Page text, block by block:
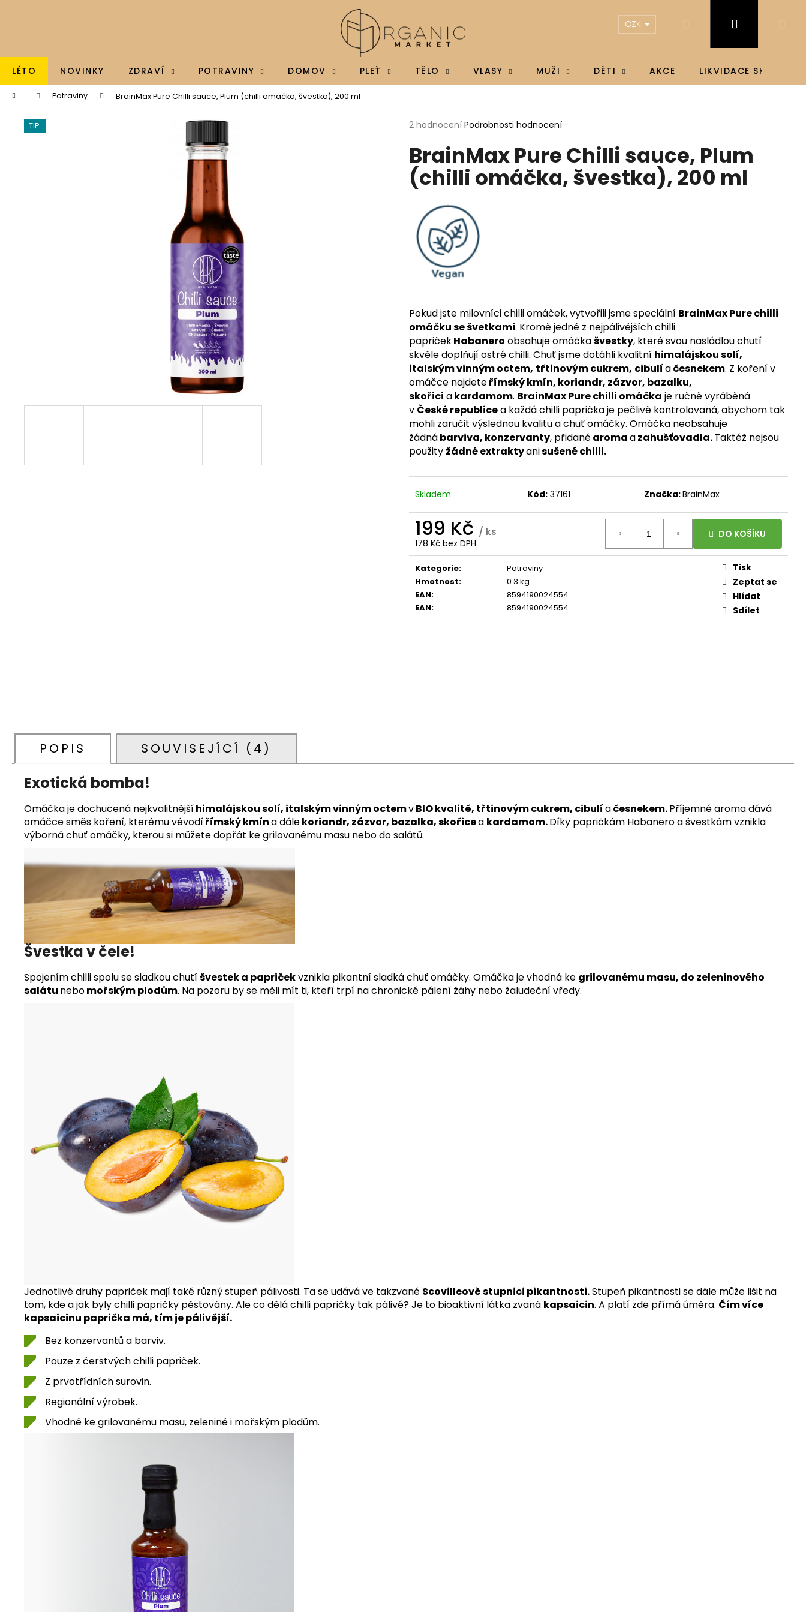
LÉTO NOVINKY ZDRAVÍ POTRAVINY DOMOV PLEŤ TĚLO VLASY MUŽI DĚTI AKCE LIKVIDACE SKLADU
CZK Přihlášení
Domů Potraviny BrainMax Pure Chilli sauce, Plum (chilli omáčka, švestka), 200 ml
Průměrné
produktu
je
5,0
z
hvězdiček.
2 hodnocení Podrobnosti hodnocení
BrainMax Pure Chilli sauce, Plum
(chilli omáčka, švestka), 200 ml
Pokud jste milovníci chilli omáček, vytvořili jsme speciální BrainMax Pure chilli
omáčku se švetkami. Kromě jedné z nejpálivějších chilli
papričekHabanero obsahuje omáčkašvestky, které svou nasládlou chutí
skvěle doplňují ostré chilli. Chuť jsme dotáhli kvalitní himalájskou solí,
italským vinným octem, třtinovým cukrem, cibulíačesnekem. Z koření v
omáčce najdeteřímský kmín, koriandr, zázvor, bazalku,
skořici akardamom. BrainMax Pure chilli omáčka je ručně vyráběná
v České republicea každá chilli paprička je pečlivě kontrolovaná, abychom tak
mohli zaručit výslednou kvalitu a chuť omáčky. Omáčka neobsahuje
žádnábarviva, konzervanty, přidanéaromaazahušťovadla.Taktéž nejsou
použity žádné extraktyanisušené chilli.
Skladem Kód: 37161 Značka:BrainMax
199 Kč / ks
178 Kč bez DPH
Měrná
cena:
DO KOŠÍKU
Kategorie:
Potraviny
Hmotnost:
0.3 kg
EAN:
8594190024554
EAN: 8594190024554
Tisk
Zeptat se
Hlídat
Sdílet
TIP
POPIS SOUVISEJÍCÍ (4)
Exotická bomba!
Omáčka je dochucená nejkvalitnějšíhimalájskou solí, italským vinným octemvBIO kvalitě, třtinovým cukrem, cibulíačesnekem.Příjemné aroma dává
omáčce směs koření, kterému vévodířímský kmína dálekoriandr, zázvor, bazalka, skořicea kardamom.Díky papričkám Habanero a švestkám vznikla
výborná chuť omáčky, kterou si můžete dopřát ke grilovanému masu nebo do salátů.
Švestkav čele!
Spojením chilli spolu se sladkou chutíšvestek a papričekvznikla pikantní sladká chuť omáčky. Omáčka je vhodná ke grilovanému masu, do zeleninového
salátu nebomořským plodům. Na pozoru by se měli mít ti, kteří trpí na chronické pálení žáhy nebo žaludeční vředy.
Jednotlivé druhy papriček mají také různý stupeň pálivosti. Ta se udává ve takzvané Scovilleově stupnici pikantnosti.Stupeň pikantnosti se dále může lišit na
tom, kde a jak byly chilli papričky pěstovány. Ale co dělá chilli papričky tak pálivé? Je to bioaktivní látka zvaná kapsaicin. A platí zde přímá úměra. Čím více
kapsaicinu paprička má, tím je pálivější.
Bez konzervantů a barviv.
Pouze z čerstvých chilli papriček.
Z prvotřídních surovin.
Regionální výrobek.
Vhodné ke grilovanému masu, zelenině i mořským plodům.
í
obchodu
obchodu
Co potřebujete najít?
BRAINMAX - OMEGA 3, OLEJ Z TRESČÍCH BRAINMAX VITAMIN D3 & K2®, D3 4000
699 Kč